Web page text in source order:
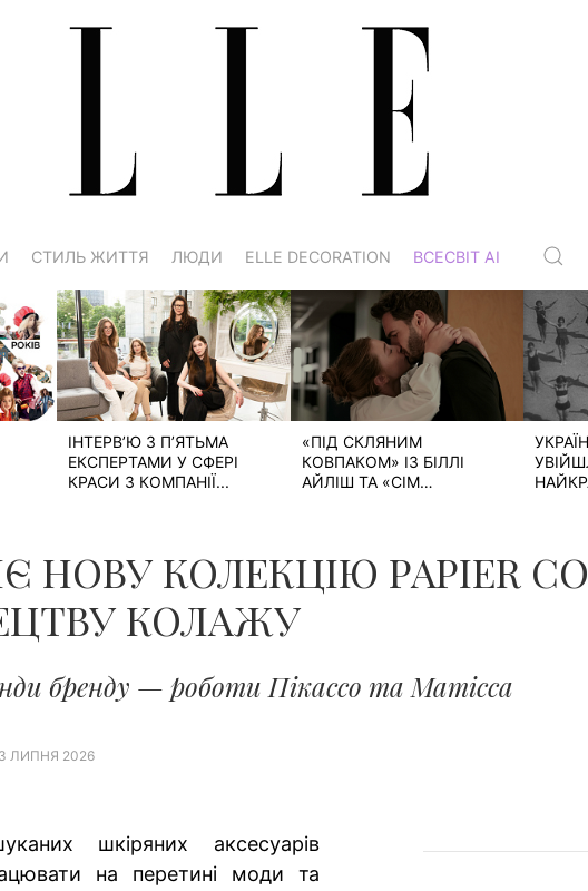
СТИЛЬ ЖИТТЯ ЛЮДИ ELLE DECORATION ВСЕСВІТ АІ
ІНТЕРВ’Ю З П’ЯТЬМА
ЕКСПЕРТАМИ У СФЕРІ
КРАСИ З КОМПАНІЇ...
«ПІД СКЛЯНИМ
КОВПАКОМ» ІЗ БІЛЛІ
АЙЛІШ ТА «СІМ
НОВУ КОЛЕКЦІЮ PAPIER
КОЛАЖУ
бренду — роботи Пікассо та Матісса
ЛИПНЯ 2026
шкіряних аксесуарів
на перетині моди та